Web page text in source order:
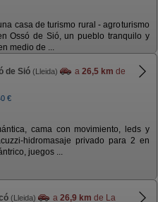
casa de turismo rural - agroturismo
Ossó de Sió, un pueblo tranquilo y
medio de ...
de Sió (Lleida) a 26,5 km de
€
cama con movimiento, leds y
hidromasaje privado para 2 en
juegos ...
(Lleida) a 26,9 km de La